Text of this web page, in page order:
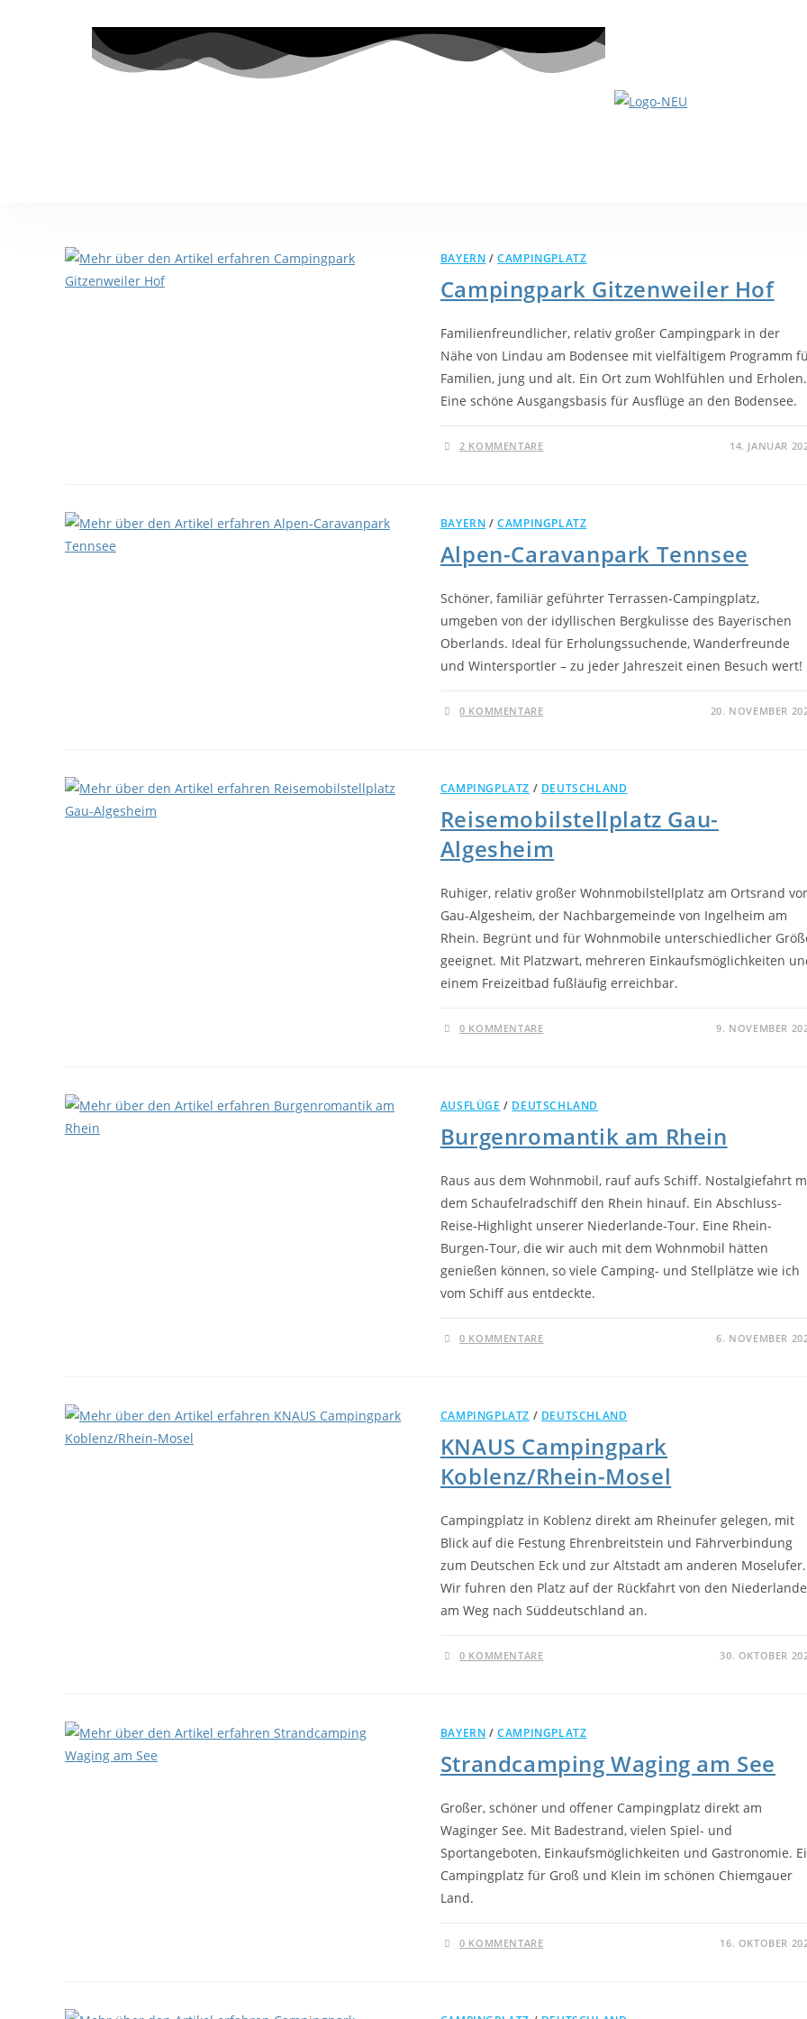
BAYERN /CAMPINGPLATZ
Campingpark Gitzenweiler Hof
Familienfreundlicher, relativ großer Campingpark in der
Nähe von Lindau am Bodensee mit vielfältigem Programm
Familien, jung und alt. Ein Ort zum Wohlfühlen und Erholen.
Eine schöne Ausgangsbasis für Ausflüge an den Bodensee.
2 KOMMENTARE 14. JANUAR
BAYERN /CAMPINGPLATZ
Alpen-Caravanpark Tennsee
Schöner, familiär geführter Terrassen-Campingplatz,
umgeben von der idyllischen Bergkulisse des Bayerischen
Oberlands. Ideal für Erholungssuchende, Wanderfreunde
und Wintersportler – zu jeder Jahreszeit einen Besuch wert!
0 KOMMENTARE 20. NOVEMBER
CAMPINGPLATZ / DEUTSCHLAND
Reisemobilstellplatz Gau-
Algesheim
Ruhiger, relativ großer Wohnmobilstellplatz am Ortsrand
Gau-Algesheim, der Nachbargemeinde von Ingelheim am
Rhein. Begrünt und für Wohnmobile unterschiedlicher
geeignet. Mit Platzwart, mehreren Einkaufsmöglichkeiten
einem Freizeitbad fußläufig erreichbar.
0 KOMMENTARE 9. NOVEMBER
AUSFLÜGE / DEUTSCHLAND
Burgenromantik am Rhein
Raus aus dem Wohnmobil, rauf aufs Schiff. Nostalgiefahrt
dem Schaufelradschiff den Rhein hinauf. Ein Abschluss-
Reise-Highlight unserer Niederlande-Tour. Eine Rhein-
Burgen-Tour, die wir auch mit dem Wohnmobil hätten
genießen können, so viele Camping- und Stellplätze wie ich
vom Schiff aus entdeckte.
0 KOMMENTARE 6. NOVEMBER
CAMPINGPLATZ / DEUTSCHLAND
KNAUS Campingpark
Koblenz/Rhein-Mosel
Campingplatz in Koblenz direkt am Rheinufer gelegen, mit
Blick auf die Festung Ehrenbreitstein und Fährverbindung
zum Deutschen Eck und zur Altstadt am anderen Moselufer.
Wir fuhren den Platz auf der Rückfahrt von den
am Weg nach Süddeutschland an.
0 KOMMENTARE 30. OKTOBER
BAYERN /CAMPINGPLATZ
Strandcamping Waging am See
Großer, schöner und offener Campingplatz direkt am
Waginger See. Mit Badestrand, vielen Spiel- und
Sportangeboten, Einkaufsmöglichkeiten und Gastronomie.
Campingplatz für Groß und Klein im schönen Chiemgauer
Land.
0 KOMMENTARE 16. OKTOBER